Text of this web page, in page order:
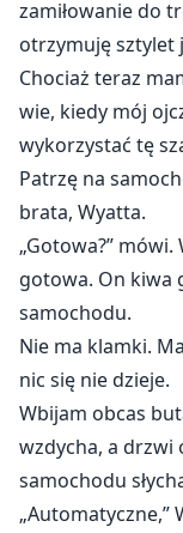
zamiłowanie do
otrzymuję sztylet
Chociaż teraz
wie, kiedy mój
wykorzystać tę
Patrzę na
brata, Wyatta.
„Gotowa?”
gotowa. On kiwa
samochodu.
Nie ma klamki.
nic się nie dzieje.
Wbijam obcas
wzdycha, a drzwi
samochodu
„Automatyczne,”